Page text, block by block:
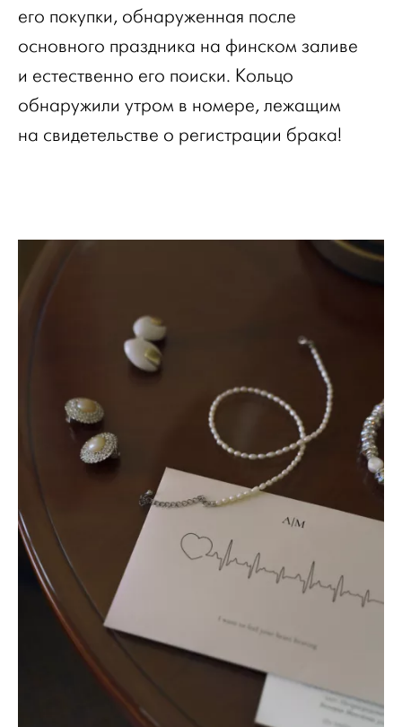
его покупки, обнаруженная после
основного праздника на финском заливе
и естественно его поиски. Кольцо
обнаружили утром в номере, лежащим
на свидетельстве о регистрации брака!